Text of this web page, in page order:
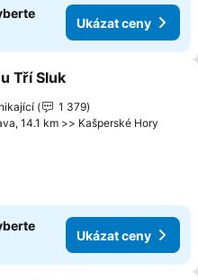
Ukázat ceny
na seznam oblíbených
Tří Sluk
1 379
14.1 km >> Kašperské Hory
Ukázat ceny